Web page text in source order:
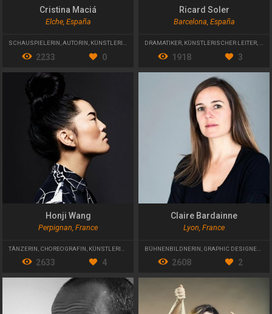
Cristina Maciá
Elche, España
SCHAUSPIELERIN AUTORIN KÜNSTLERISCHE LEITERIN
2233 0
Ricard Soler
Barcelona, España
DRAMATIKER KÜNSTLERISCHER LEITER
1918 3
Honji Wang
Perpignan, France
TÄNZERIN CHOREOGRAFIN KÜNSTLERISCHE LEITERIN
2633 4
Claire Bardainne
Lyon, France
BÜHNENBILDNERIN GRAPHIC DESIGNERIN
2608 2